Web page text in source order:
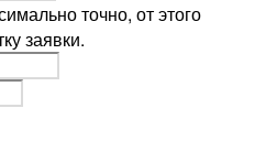
точно, от этого
заявки.